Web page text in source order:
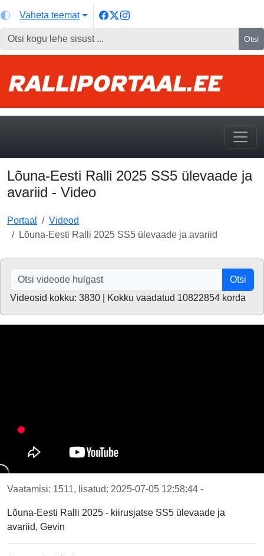
Vaheta teemat
Otsi
Lõuna-Eesti Ralli 2025 SS5 ülevaade ja
avariid - Video
Portaal
Videod
Lõuna-Eesti Ralli 2025 SS5 ülevaade ja avariid
Otsi
Videosid kokku: 3830 | Kokku vaadatud 10822854 korda
Vaatamisi: 1511, lisatud: 2025-07-05 12:58:44 -
Lõuna-Eesti Ralli 2025 - kiirusjatse SS5 ülevaade ja
avariid, Gevin